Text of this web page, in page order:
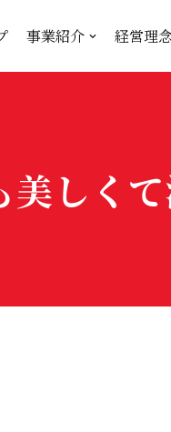
事業紹介 経営理
しくて